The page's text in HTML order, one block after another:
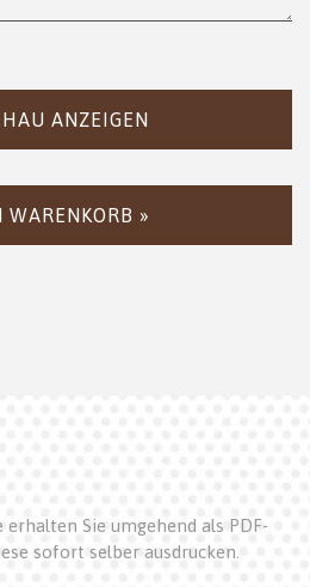
ANZEIGEN
WARENKORB »
Sie umgehend als PDF-
sofort selber ausdrucken.